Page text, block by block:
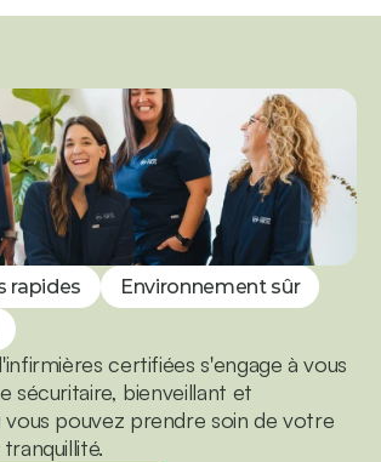
rapides
Environnement sûr
certifiées s'engage à vous
sécuritaire, bienveillant et
pouvez prendre soin de votre